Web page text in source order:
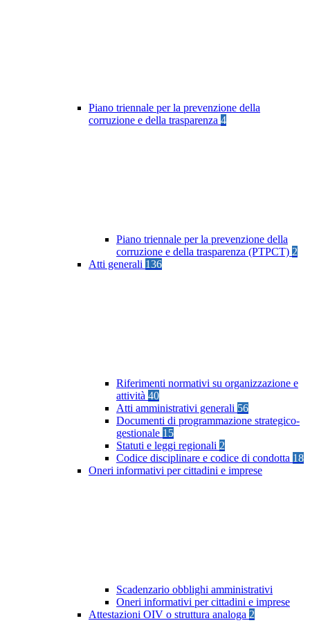
Piano triennale per la prevenzione della
corruzione e della trasparenza 4
Piano triennale per la prevenzione della
corruzione e della trasparenza (PTPCT) 2
Atti generali 136
Riferimenti normativi su organizzazione e
attività 40
Atti amministrativi generali 56
Documenti di programmazione strategico-
gestionale 15
Statuti e leggi regionali 2
Codice disciplinare e codice di condotta 18
Oneri informativi per cittadini e imprese
Scadenzario obblighi amministrativi
Oneri informativi per cittadini e imprese
Attestazioni OIV o struttura analoga 2